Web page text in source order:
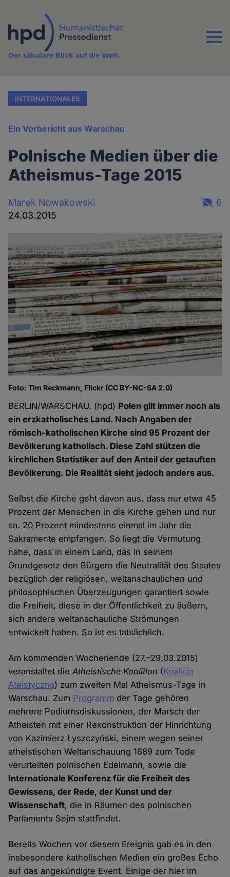
Inhalt
Menu
Der säkulare Blick auf die Welt.
INTERNATIONALES
Ein Vorbericht aus Warschau
Polnische Medien über die
Atheismus-Tage 2015
Marek Nowakowski
24.03.2015
6
Foto: Tim Reckmann, Flickr (CC BY-NC-SA 2.0)
BERLIN/WARSCHAU. (hpd) Polen gilt immer noch als
ein erzkatholisches Land. Nach Angaben der
römisch-katholischen Kirche sind 95 Prozent der
Bevölkerung katholisch. Diese Zahl stützen die
kirchlichen Statistiker auf den Anteil der getauften
Bevölkerung. Die Realität sieht jedoch anders aus.
Selbst die Kirche geht davon aus, dass nur etwa 45
Prozent der Menschen in die Kirche gehen und nur
ca. 20 Prozent mindestens einmal im Jahr die
Sakramente empfangen. So liegt die Vermutung
nahe, dass in einem Land, das in seinem
Grundgesetz den Bürgern die Neutralität des Staates
bezüglich der religiösen, weltanschaulichen und
philosophischen Überzeugungen garantiert sowie
die Freiheit, diese in der Öffentlichkeit zu äußern,
sich andere weltanschauliche Strömungen
entwickelt haben. So ist es tatsächlich.
Am kommenden Wochenende (27.–29.03.2015)
veranstaltet dieAtheistische Koalition (Koalicja
Ateistyczna) zum zweiten Mal Atheismus-Tage in
Warschau. Zum Programm der Tage gehören
mehrere Podiumsdiskussionen, der Marsch der
Atheisten mit einer Rekonstruktion der Hinrichtung
von Kazimierz Łyszczyński, einem wegen seiner
atheistischen Weltanschauung 1689 zum Tode
verurteilten polnischen Edelmann, sowie die
Internationale Konferenz für die Freiheit des
Gewissens, der Rede, der Kunst und der
Wissenschaft, die in Räumen des polnischen
Parlaments Sejm stattfindet.
Bereits Wochen vor diesem Ereignis gab es in den
insbesondere katholischen Medien ein großes Echo
auf das angekündigte Event. Einige der hier im